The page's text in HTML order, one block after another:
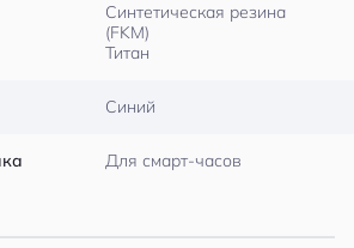
Синтетическая резина
(FKM)
Титан
Синий
Для смарт-часов